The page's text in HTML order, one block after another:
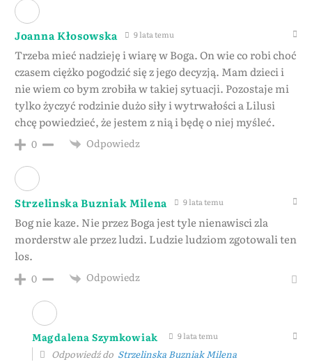
Joanna Kłosowska 9 lata temu
Trzeba mieć nadzieję i wiarę w Boga. On wie co robi choć
czasem ciężko pogodzić się z jego decyzją. Mam dzieci i
nie wiem co bym zrobiła w takiej sytuacji. Pozostaje mi
tylko życzyć rodzinie dużo siły i wytrwałości a Lilusi
chcę powiedzieć, że jestem z nią i będę o niej myśleć.
0 Odpowiedz
Strzelinska Buzniak Milena 9 lata temu
Bog nie kaze. Nie przez Boga jest tyle nienawisci zla
morderstw ale przez ludzi. Ludzie ludziom zgotowali ten
los.
0 Odpowiedz
Magdalena Szymkowiak 9 lata temu
Odpowiedź do Strzelinska Buzniak Milena